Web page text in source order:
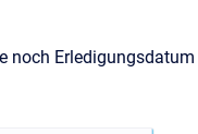
noch Erledigungsdatum